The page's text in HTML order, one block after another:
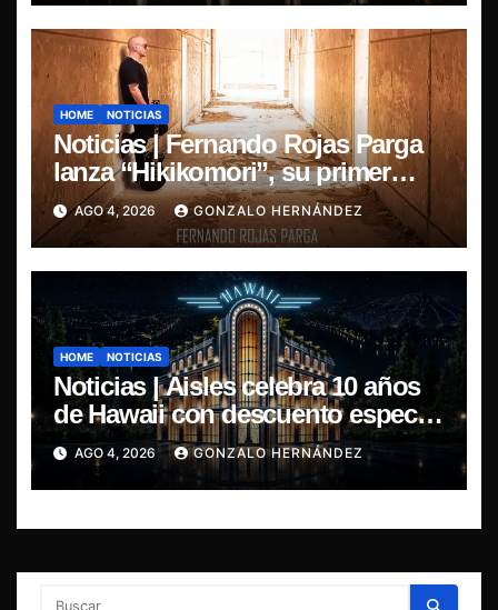
HOME NOTICIAS
Noticias | Fernando Rojas Parga
lanza “Hikikomori”, su primer
disco solista
AGO 4, 2026 GONZALO HERNÁNDEZ
HOME NOTICIAS
Noticias | Aisles celebra 10 años
de Hawaii con descuento especial
en LP y CD
AGO 4, 2026 GONZALO HERNÁNDEZ